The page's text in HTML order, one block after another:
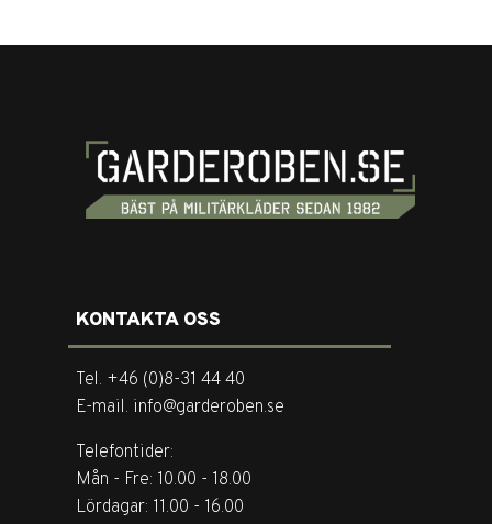
KONTAKTA OSS
Tel. +46 (0)8-31 44 40
E-mail. info@garderoben.se
Telefontider:
Mån - Fre: 10.00 - 18.00
Lördagar: 11.00 - 16.00